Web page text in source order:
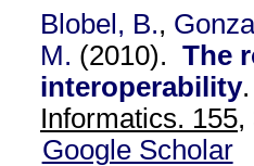
Blobel, B.,
M. (2010). The
interoperability.
Informatics. 155,
Google Scholar